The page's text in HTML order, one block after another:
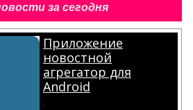
за сегодня
Приложение
новостной
агрегатор для
Android
.